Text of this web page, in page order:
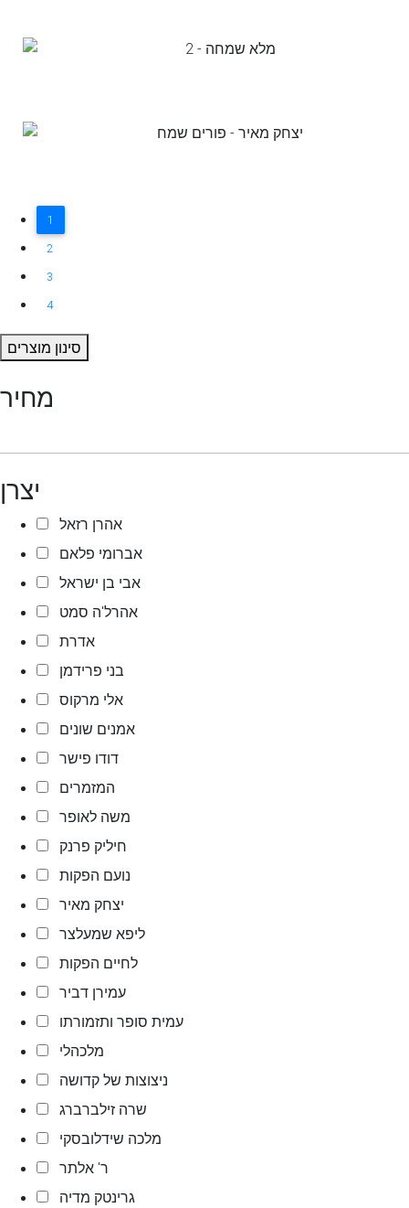
1
2
3
4
סינון מוצרים
מחיר
יצרן
אהרן רזאל
אברומי פלאם
אבי בן ישראל
אהרל'ה סמט
אדרת
בני פרידמן
אלי מרקוס
אמנים שונים
דודו פישר
המזמרים
משה לאופר
חיליק פרנק
נועם הפקות
יצחק מאיר
ליפא שמעלצר
לחיים הפקות
עמירן דביר
עמית סופר ותזמורתו
מלכהלי
ניצוצות של קדושה
שרה זילברברג
מלכה שידלובסקי
ר' אלתר
גרינטק מדיה